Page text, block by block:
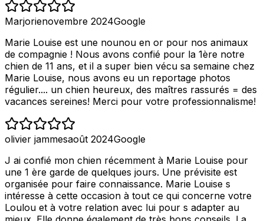
Marjorienovembre 2024Google
Marie Louise est une nounou en or pour nos animaux
de compagnie ! Nous avons confié pour la 1ère notre
chien de 11 ans, et il a super bien vécu sa semaine chez
Marie Louise, nous avons eu un reportage photos
régulier.... un chien heureux, des maîtres rassurés = des
vacances sereines! Merci pour votre professionnalisme!
olivier jammesaoût 2024Google
J ai confié mon chien récemment à Marie Louise pour
une 1 ère garde de quelques jours. Une prévisite est
organisée pour faire connaissance. Marie Louise s
intéresse à cette occasion à tout ce qui concerne votre
Loulou et à votre relation avec lui pour s adapter au